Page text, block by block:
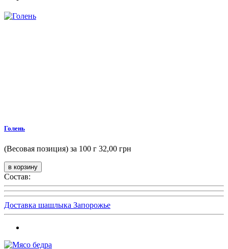
Голень
(Весовая позиция) за 100 г 32,00 грн
Состав:
Доставка шашлыка Запорожье